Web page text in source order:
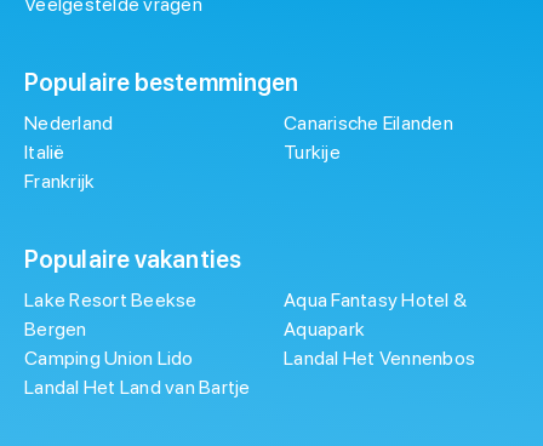
Veelgestelde vragen
Populaire bestemmingen
Nederland
Italië
Frankrijk
Canarische Eilanden
Turkije
Populaire vakanties
Lake Resort Beekse
Bergen
Camping Union Lido
Landal Het Land van Bartje
Aqua Fantasy Hotel &
Aquapark
Landal Het Vennenbos